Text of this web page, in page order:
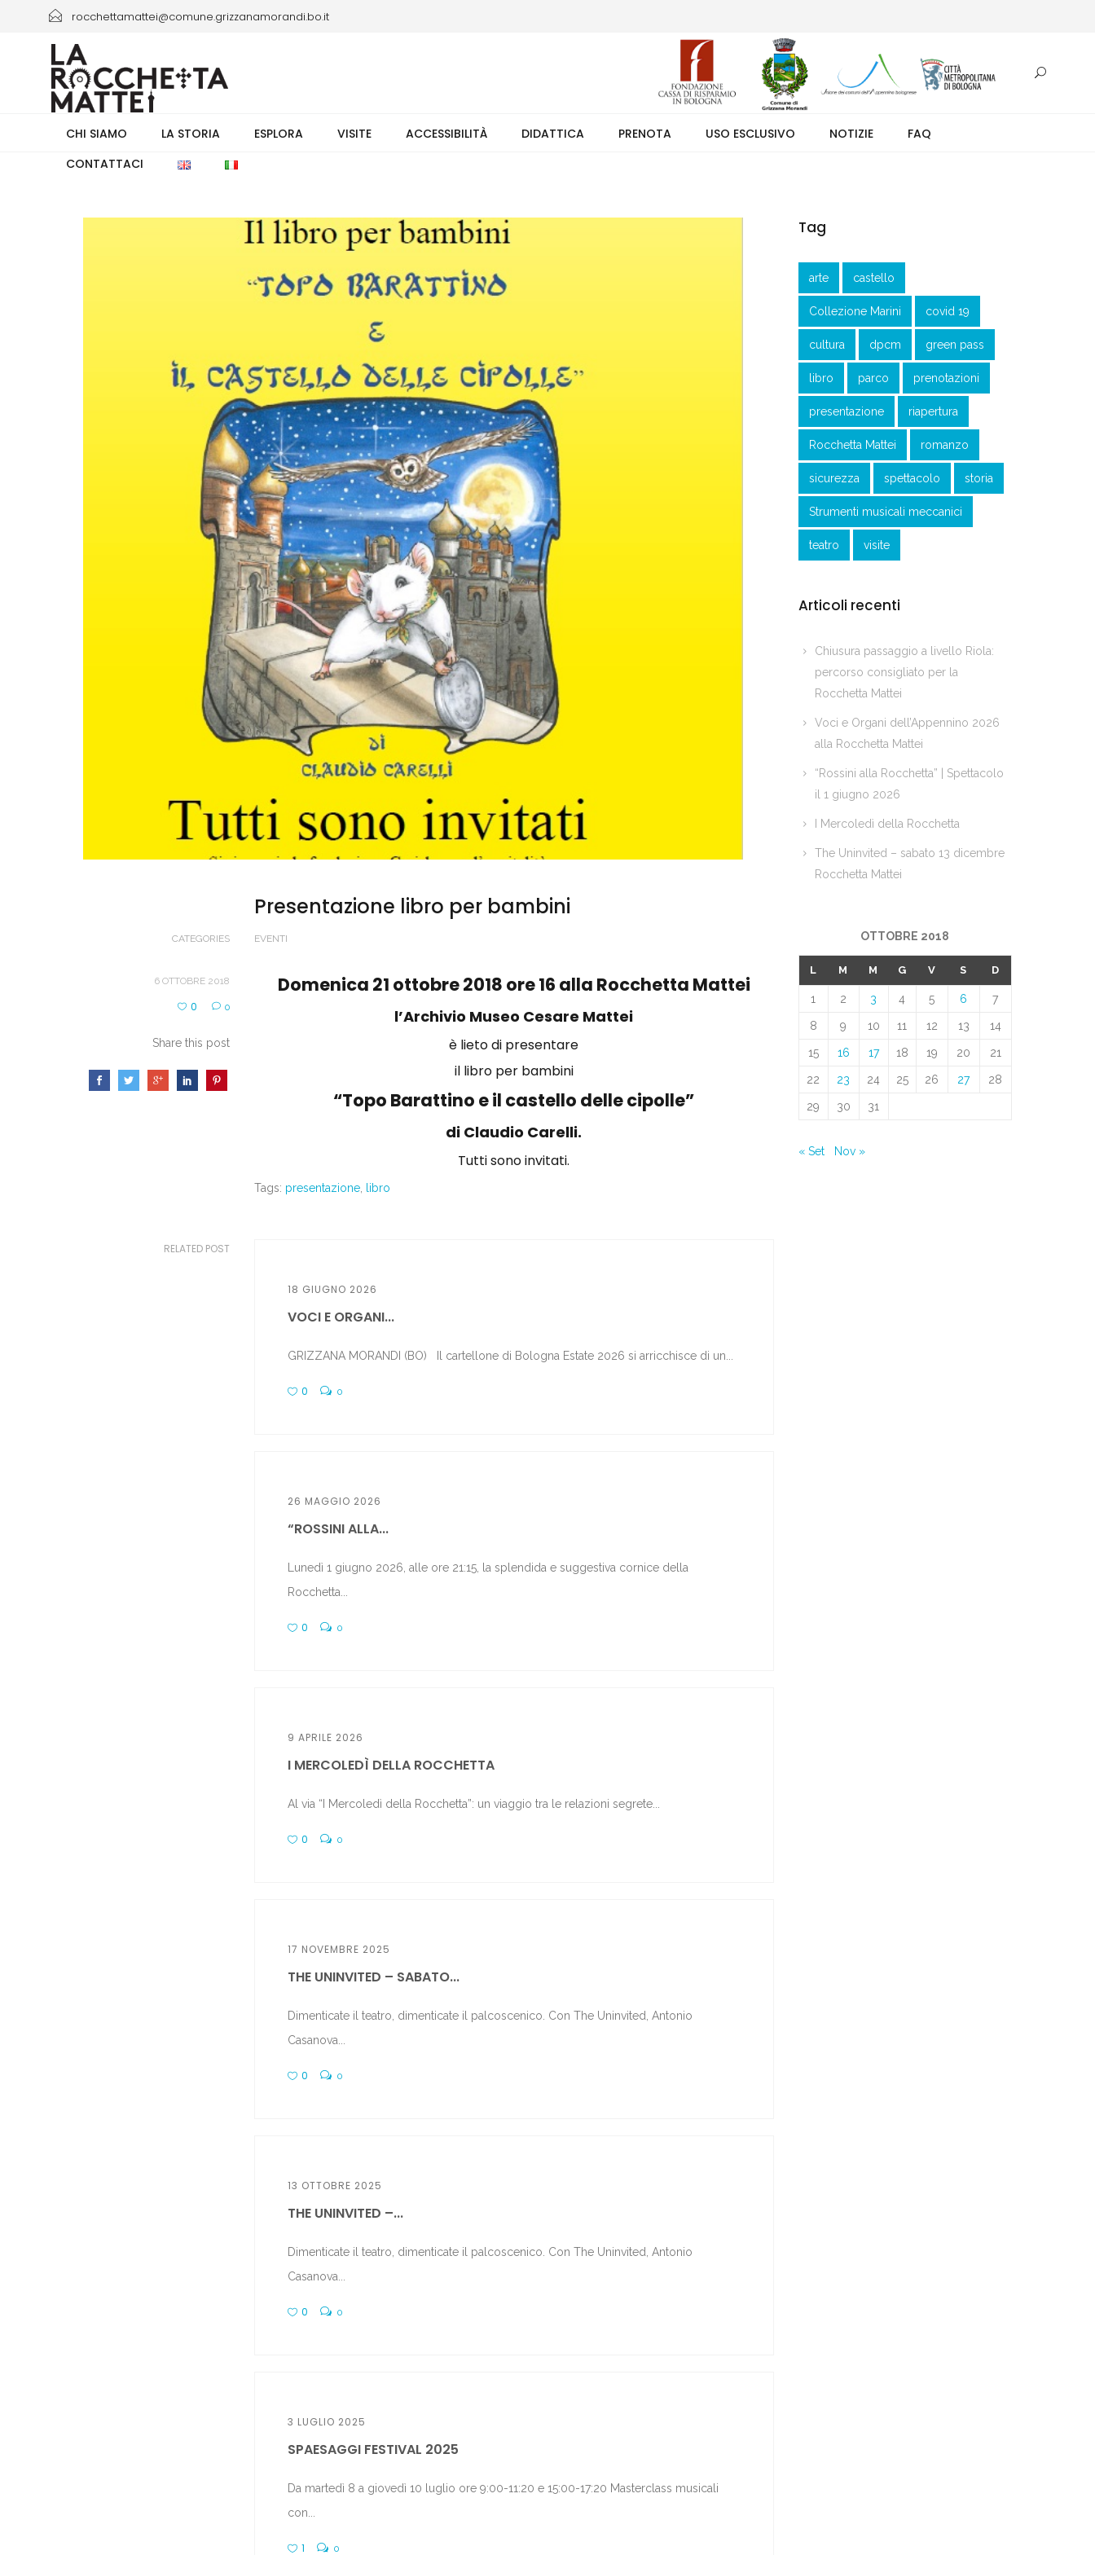
rocchettamattei@comune.grizzanamorandi.bo.it
+39 3661433941/+39 051 6730335 orario 8.00-13.30 (weekend +39 351 7373891 orario 9.00-17.30). Ingresso solo su prenotazione.
CHI SIAMO LA STORIA ESPLORA VISITE ACCESSIBILITÀ DIDATTICA PRENOTA USO ESCLUSIVO NOTIZIE
FAQ
CONTATTACI
Presentazione libro per bambini
CATEGORIES EVENTI
6 OTTOBRE 2018
0 0
Share this post
Domenica 21 ottobre 2018 ore 16 alla Rocchetta Mattei
l’Archivio Museo Cesare Mattei
è lieto di presentare
il libro per bambini
“Topo Barattino e il castello delle cipolle”
di Claudio Carelli.
Tutti sono invitati.
Tags: presentazione libro
RELATED POST
18 GIUGNO 2026
VOCI E ORGANI...
GRIZZANA MORANDI (BO) Il cartellone di Bologna Estate 2026 si arricchisce di un...
0 0
26 MAGGIO 2026
“ROSSINI ALLA...
Lunedì 1 giugno 2026, alle ore 21:15, la splendida e suggestiva cornice della
Rocchetta...
0 0
9 APRILE 2026
I MERCOLEDÌ DELLA ROCCHETTA
Al via “I Mercoledì della Rocchetta”: un viaggio tra le relazioni segrete...
0 0
17 NOVEMBRE 2025
THE UNINVITED – SABATO...
Dimenticate il teatro, dimenticate il palcoscenico. Con The Uninvited, Antonio
Casanova...
0 0
13 OTTOBRE 2025
THE UNINVITED –...
Dimenticate il teatro, dimenticate il palcoscenico. Con The Uninvited, Antonio
Casanova...
0 0
3 LUGLIO 2025
SPAESAGGI FESTIVAL 2025
Da martedì 8 a giovedì 10 luglio ore 9:00-11:20 e 15:00-17:20 Masterclass musicali
con...
1 0
Tag
arte castello
Collezione Marini covid 19
cultura dpcm green pass
libro parco prenotazioni
presentazione riapertura
Rocchetta Mattei romanzo
sicurezza spettacolo storia
Strumenti musicali meccanici
teatro visite
Articoli recenti
Chiusura passaggio a livello Riola:
percorso consigliato per la
Rocchetta Mattei
Voci e Organi dell’Appennino 2026
alla Rocchetta Mattei
“Rossini alla Rocchetta” | Spettacolo
il 1 giugno 2026
I Mercoledì della Rocchetta
The Uninvited – sabato 13 dicembre
Rocchetta Mattei
OTTOBRE 2018
L M M G V S D
1 2 3 4 5 6 7
8 9 10 11 12 13 14
15 16 17 18 19 20 21
22 23 24 25 26 27 28
29 30 31
« Set Nov »